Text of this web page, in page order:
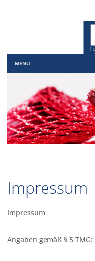
MENU
Impressum
Impressum
Angaben gemäß § 5 TMG: